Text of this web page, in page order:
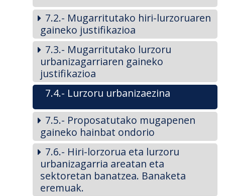
7.2.- Mugarritutako hiri-lurzoruaren
gaineko justifikazioa
7.3.- Mugarritutako lurzoru
urbanizagarriaren gaineko
justifikazioa
7.4.- Lurzoru urbanizaezina
7.5.- Proposatutako mugapenen
gaineko hainbat ondorio
7.6.- Hiri-lorzorua eta lurzoru
urbanizagarria areatan eta
sektoretan banatzea. Banaketa
eremuak.